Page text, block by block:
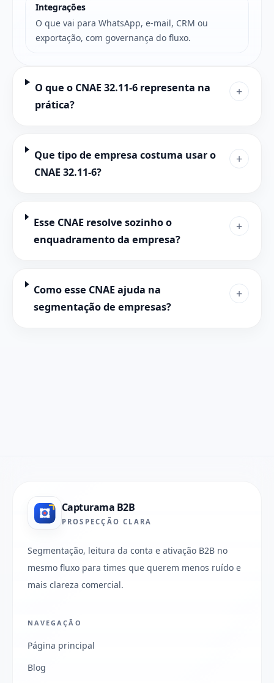
Integrações
O que vai para WhatsApp, e-mail, CRM ou
exportação, com governança do fluxo.
O que o CNAE 32.11-6 representa na
prática?
+
Que tipo de empresa costuma usar o
CNAE 32.11-6?
+
Esse CNAE resolve sozinho o
enquadramento da empresa?
+
Como esse CNAE ajuda na
segmentação de empresas?
+
Capturama B2B
PROSPECÇÃO CLARA
Segmentação, leitura da conta e ativação B2B no
mesmo fluxo para times que querem menos ruído e
mais clareza comercial.
NAVEGAÇÃO
Página principal
Blog